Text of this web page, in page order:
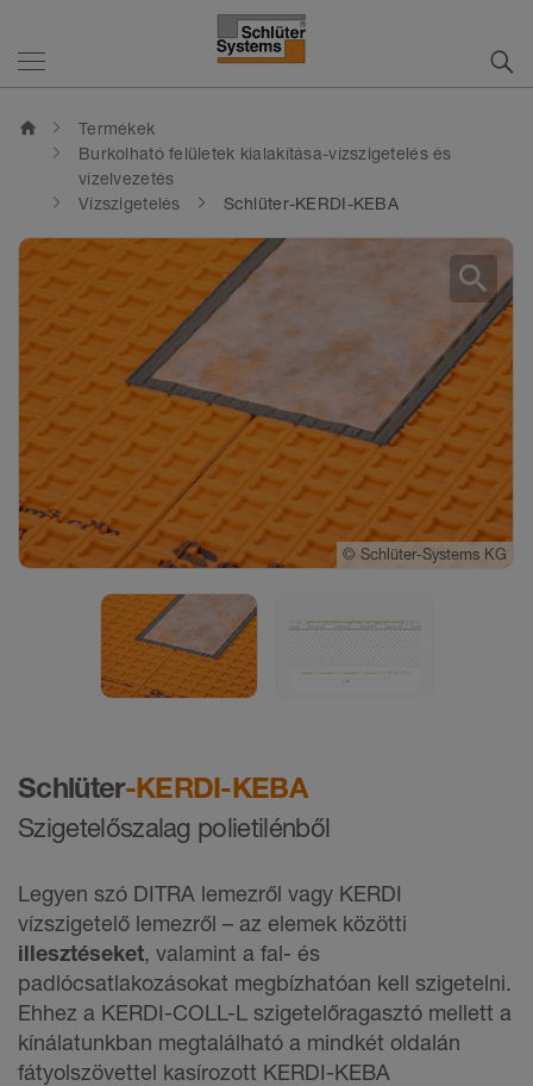
home
Termékek
Burkolható felületek kialakítása-vízszigetelés és
vízelvezetés
Vízszigetelés
Schlüter-KERDI-KEBA
Schlüter-KERDI-KEBA
Szigetelőszalag polietilénből
Legyen szó DITRA lemezről vagy KERDI
vízszigetelő lemezről – az elemek közötti
illesztéseket, valamint a fal- és
padlócsatlakozásokat megbízhatóan kell szigetelni.
Ehhez a KERDI-COLL-L szigetelőragasztó mellett a
kínálatunkban megtalálható a mindkét oldalán
fátyolszövettel kasírozott KERDI-KEBA
© Schlüter-Systems KG
© Schlüter-Systems KG
search